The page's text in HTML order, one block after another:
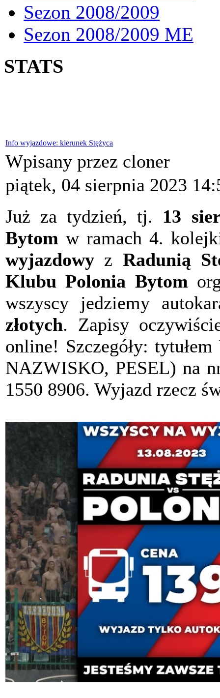
Sezon 2008/2009
Sezon 2008/2009 ME
STATS
Info wyjazdowe: kierunek Stężyca
Wpisany przez cloner
piątek, 04 sierpnia 2023
Już za tydzień, tj. 13
Bytom w ramach 4.
wyjazdowy z Radunią
Klubu Polonia Bytom
wszyscy jedziemy
złotych. Zapisy
online! Szczegóły:
NAZWISKO, PESEL) na
1550 8906. Wyjazd rzecz